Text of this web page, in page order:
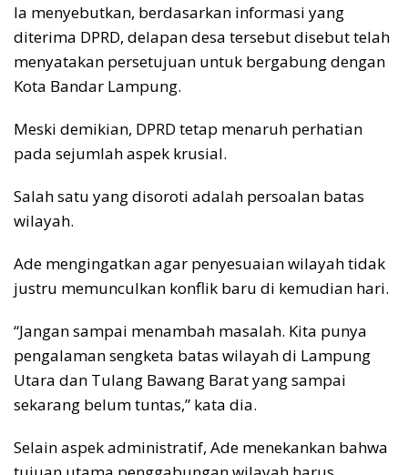
Ia menyebutkan, berdasarkan informasi yang
diterima DPRD, delapan desa tersebut disebut telah
menyatakan persetujuan untuk bergabung dengan
Kota Bandar Lampung.
Meski demikian, DPRD tetap menaruh perhatian
pada sejumlah aspek krusial.
Salah satu yang disoroti adalah persoalan batas
wilayah.
Ade mengingatkan agar penyesuaian wilayah tidak
justru memunculkan konflik baru di kemudian hari.
“Jangan sampai menambah masalah. Kita punya
pengalaman sengketa batas wilayah di Lampung
Utara dan Tulang Bawang Barat yang sampai
sekarang belum tuntas,” kata dia.
Selain aspek administratif, Ade menekankan bahwa